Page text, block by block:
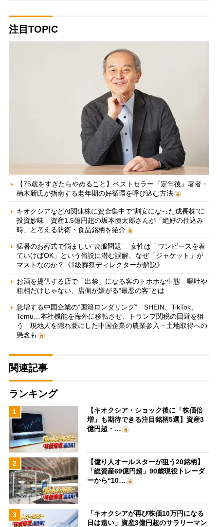
注目TOPIC
【75歳をすぎたらやめること】ベストセラー『定年後』著者・
楠木新氏が指南する老年期の好循環を呼び込む方法
キオクシアなどAI関連株に資金集中で“割安になった成長株”に
投資妙味 資産1.5億円超の坂本慎太郎さんが「絶好の仕込み
時」と考える防衛・食品銘柄を紹介
猛暑のお葬式で悩ましい“喪服問題” 女性は「ワンピースを着
ていけばOK」という俗説に潜む誤解、なぜ「ジャケット」が
マストなのか？《1級葬祭ディレクターが解説》
お酒を提供する店で「出禁」になる客のトホホな生態 嘔吐や
粗相だけじゃない、店側が嫌がる“最悪の客”とは
急増する中国企業の“国籍ロンダリング” SHEIN、TikTok、
Temu…本社機能を海外に移転させ、トランプ関税の回避を狙
う 現地人を隠れ蓑にした中国企業の農業参入・土地取得への
懸念も
関連記事
ランキング
1
【キオクシア・ショック後に「株価倍
増」も期待できる注目銘柄5選】資産3
億円超・…
2
【億り人オールスターが狙う20銘柄】
「総資産69億円超」90歳現役トレーダ
ーから“10…
3
「キオクシアが再び株価10万円になる
日は遠い」資産3億円超のサラリーマン